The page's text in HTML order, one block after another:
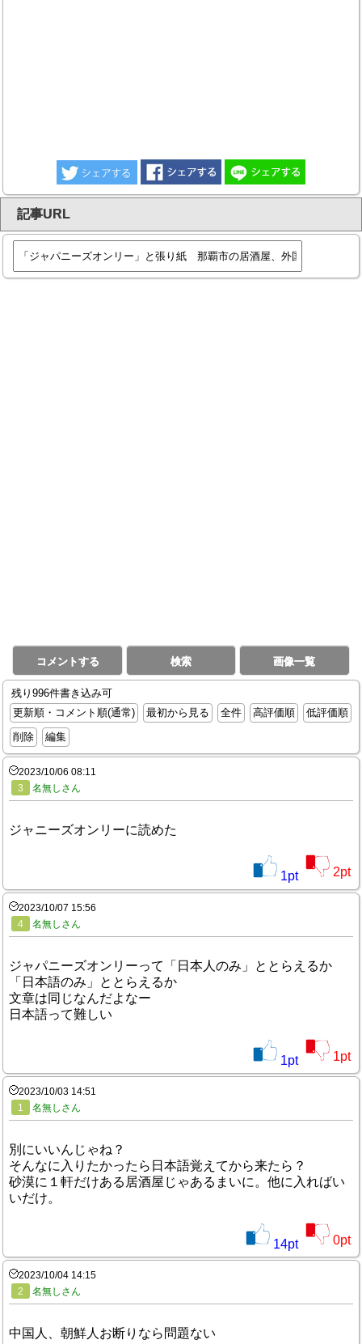
記事URL
コメントする 検索 画像一覧
残り996件書き込み可
更新順・コメント順(通常)
最初から見る 全件 高評価順
低評価順
削除
編集
2023/10/06 08:11
3
名無しさん
ジャニーズオンリーに読めた
1pt 2pt
2023/10/07 15:56
4
名無しさん
ジャパニーズオンリーって「日本人のみ」ととらえるか
「日本語のみ」ととらえるか
文章は同じなんだよなー
日本語って難しい
1pt 1pt
2023/10/03 14:51
1
名無しさん
別にいいんじゃね？
そんなに入りたかったら日本語覚えてから来たら？
砂漠に１軒だけある居酒屋じゃあるまいに。他に入ればい
いだけ。
14pt 0pt
2023/10/04 14:15
2
名無しさん
中国人、朝鮮人お断りなら問題ない